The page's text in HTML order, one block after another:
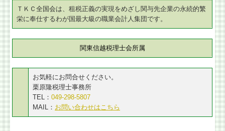
ＴＫＣ全国会は、租税正義の実現をめざし関与先企業の永続的繁
栄に奉仕するわが国最大級の職業会計人集団です。
関東信越税理士会所属
お気軽にお問合せください。
栗原隆税理士事務所
TEL：049-298-5807
MAIL： お問い合わせはこちら